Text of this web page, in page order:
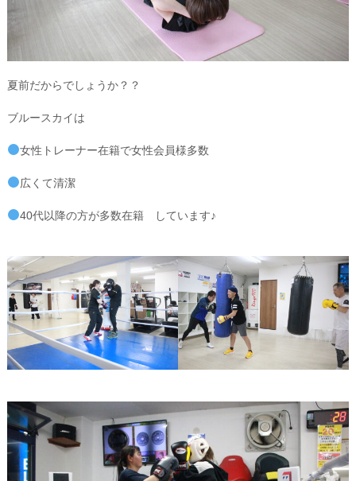
夏前だからでしょうか？？
ブルースカイは
女性トレーナー在籍で女性会員様多数
広くて清潔
40代以降の方が多数在籍 しています♪